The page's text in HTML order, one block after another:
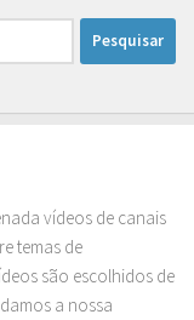
vídeos de canais
temas de
são escolhidos de
a nossa